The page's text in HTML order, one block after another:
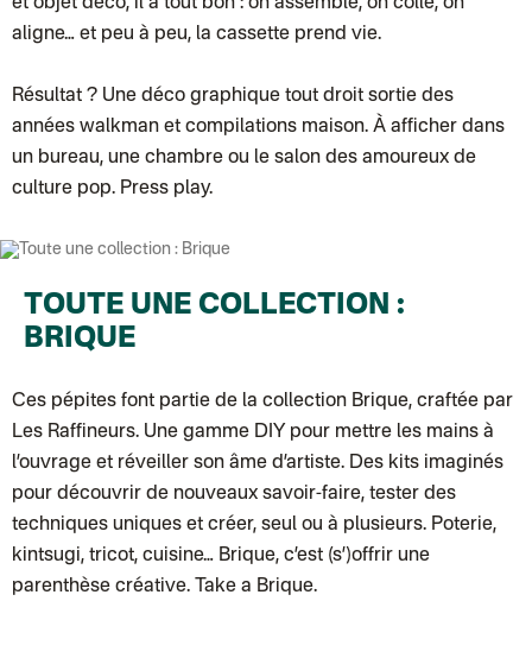
Lettre suivie (expédition La Poupette à Paillettes)
Colissimo suivi (expédition Toi-même)
Lettre suivie (expédition par Noémie, la créatrice)
Colissimo suivi (expédition Minoe)
Lettre suivie (expédition April Eleven)
Colissimo suivi (expédition Petit Coq)
Lettre suivie (expédition Les mots doux)
Colissimo suivi (expédition Papier Curieux)
Lettre Suivie (expédition Atelier Wagram)
DPD colis suivi (expédition Bounce)
Colis suivi (expédition Loia)
Colissimo personnalisé
Colis suivi (expédition Maison Roshi)
Colissimo suivi (expédition Connoisseur)
Colissimo suivi (expédition April Eleven)
Belgique
Lettre prioritaire
Colissimo suivi (expédition par Yamayama): Livraison à votre
Chronopost Belgique
Colissimo suivi (expédition par Tot): Livraison à votre domicile,
Chronopost - Livraison express à domicile
: Colis livré en 1 à 3
Colissimo suivi (expédition partenaire)
Chronopost - Livraison Europe en relais Pickup: Colis livré en 2 à
Colissimo suivi (expédition Soundivine)
Colissimo suivi (expédition Cheer Moda)
aligne… et peu à peu, la cassette prend vie.
Résultat ? Une déco graphique tout droit sortie des
années walkman et compilations maison. À afficher dans
un bureau, une chambre ou le salon des amoureux de
culture pop. Press play.
TOUTE UNE COLLECTION :
BRIQUE
Ces pépites font partie de la collection Brique, craftée par
Les Raffineurs. Une gamme DIY pour mettre les mains à
l’ouvrage et réveiller son âme d’artiste. Des kits imaginés
pour découvrir de nouveaux savoir-faire, tester des
techniques uniques et créer, seul ou à plusieurs. Poterie,
kintsugi, tricot, cuisine… Brique, c’est (s’)offrir une
parenthèse créative. Take a Brique.